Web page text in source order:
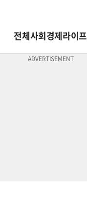
전체사회경제라이프